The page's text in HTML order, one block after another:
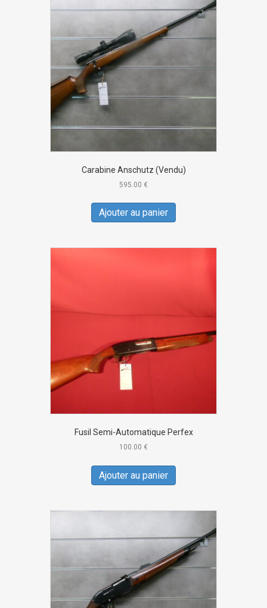
Carabine Anschutz (Vendu)
595.00 €
Ajouter au panier
Fusil Semi-Automatique Perfex
100.00 €
Ajouter au panier